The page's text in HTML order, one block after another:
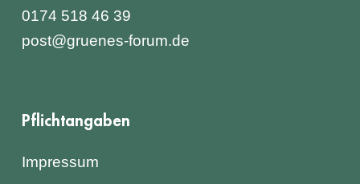
0174 518 46 39
post@gruenes-forum.de
Pflichtangaben
Impressum